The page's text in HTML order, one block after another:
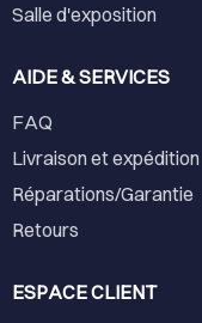
Salle d'exposition
AIDE & SERVICES
FAQ
Livraison et expédition
Réparations/Garantie
Retours
ESPACE CLIENT